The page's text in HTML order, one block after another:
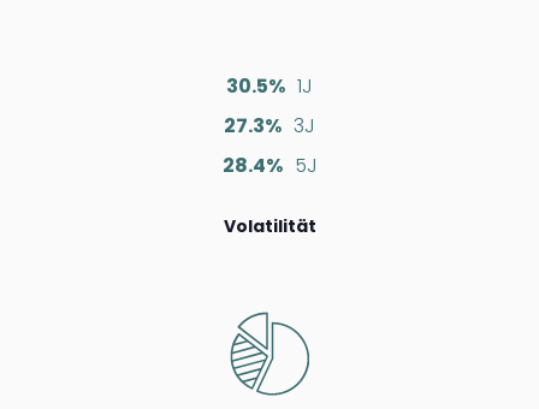
30.5% 1J
27.3% 3J
28.4% 5J
Volatilität